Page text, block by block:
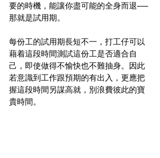
要的時機，能讓你盡可能的全身而退──
那就是試用期。
每份工的試用期長短不一，打工仔可以
藉着這段時間測試這份工是否適合自
己，即使做得不愉快也不難抽身。因此
若意識到工作跟預期的有出入，更應把
握這段時間另謀高就，別浪費彼此的寶
貴時間。